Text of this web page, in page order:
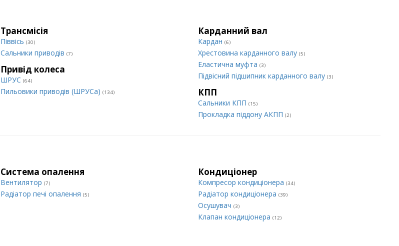
Трансмісія
Піввісь (30)
Сальники приводів (7)
Карданний вал
Кардан (6)
Хрестовина карданного валу (5)
Еластична муфта (3)
Підвісний підшипник карданного валу (3)
Привід колеса
ШРУС (64)
Пильовики приводів (ШРУСа) (134) КПП
Сальники КПП (15)
Прокладка піддону АКПП (2)
Система опалення
Вентилятор (7)
Радіатор печі опалення (5)
Кондиціонер
Компресор кондиціонера (34)
Радіатор кондиціонера (39)
Осушувач (3)
Клапан кондиціонера (12)